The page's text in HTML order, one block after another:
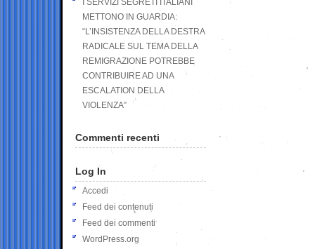
I SERVIZI SEGRETI ITALIANI
METTONO IN GUARDIA:
“L’INSISTENZA DELLA DESTRA
RADICALE SUL TEMA DELLA
REMIGRAZIONE POTREBBE
CONTRIBUIRE AD UNA
ESCALATION DELLA
VIOLENZA”
Commenti recenti
Log In
Accedi
Feed dei contenuti
Feed dei commenti
WordPress.org